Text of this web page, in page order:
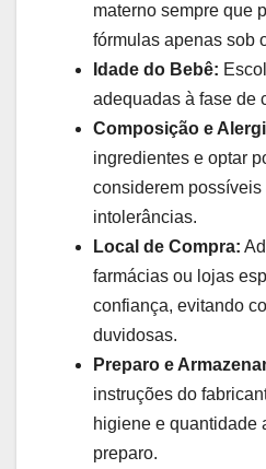
materno sempre que
fórmulas apenas sob
Idade do Bebê:
adequadas à fase de
Composição e
ingredientes e optar
considerem possíveis
intolerâncias.
Local de Compra:
farmácias ou lojas
confiança, evitando
duvidosas.
Preparo e
instruções do
higiene e quantidade
preparo.